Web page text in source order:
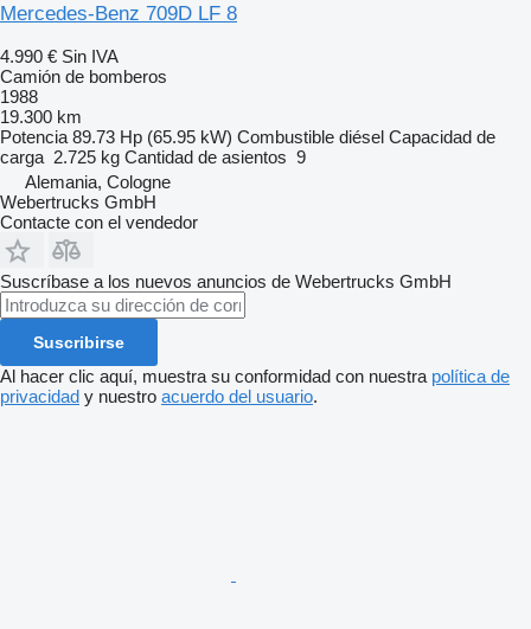
Mercedes-Benz 709D LF 8
4.990 € Sin IVA
Camión de bomberos
1988
19.300 km
Potencia 89.73 Hp (65.95 kW) Combustible diésel Capacidad de
carga 2.725 kg Cantidad de asientos 9
Alemania, Cologne
Webertrucks GmbH
Contacte con el vendedor
Suscríbase a los nuevos anuncios de Webertrucks GmbH
Suscribirse
Al hacer clic aquí, muestra su conformidad con nuestra política de
privacidad y nuestro acuerdo del usuario.